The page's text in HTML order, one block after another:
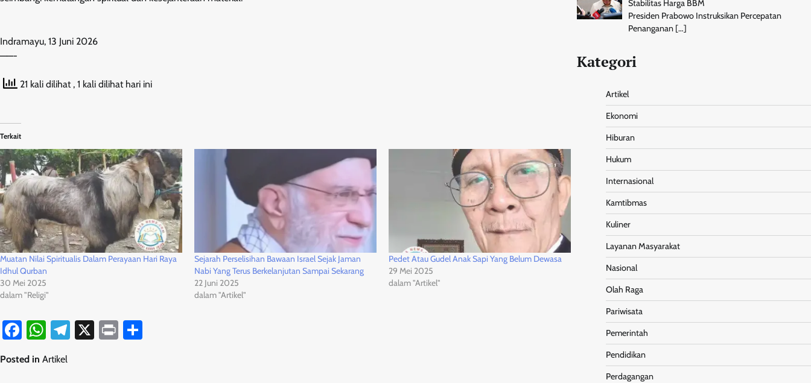
Indramayu, 13 Juni 2026
——-
21 kali dilihat , 1 kali dilihat hari ini
Terkait
Muatan Nilai Spiritualis Dalam Perayaan Hari Raya
Idhul Qurban
30 Mei 2025
dalam "Religi"
Sejarah Perselisihan Bawaan Israel Sejak Jaman
Nabi Yang Terus Berkelanjutan Sampai Sekarang
22 Juni 2025
dalam "Artikel"
Pedet Atau Gudel Anak Sapi Yang Belum Dewasa
29 Mei 2025
dalam "Artikel"
Facebook
WhatsApp
Telegram
X Print
Posted in Artikel
Stabilitas Harga BBM
Presiden Prabowo Instruksikan Percepatan
Penanganan […]
Kategori
Artikel
Ekonomi
Hiburan
Hukum
Internasional
Kamtibmas
Kuliner
Layanan Masyarakat
Nasional
Olah Raga
Pariwisata
Pemerintah
Pendidikan
Perdagangan